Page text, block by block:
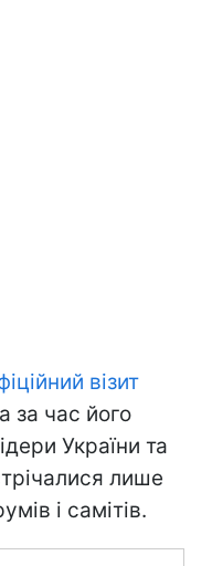
візит
за час його
України та
лише
і самітів.